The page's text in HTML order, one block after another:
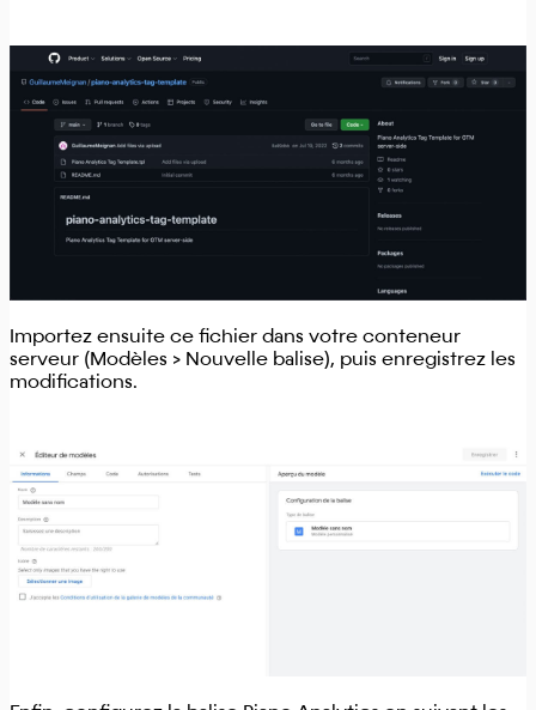
Importez ensuite ce fichier dans votre conteneur
serveur (Modèles > Nouvelle balise), puis enregistrez les
modifications.